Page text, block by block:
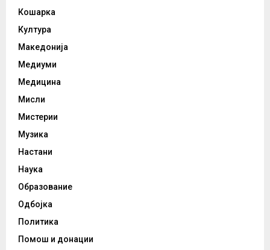
Кошарка
Култура
Македонија
Медиуми
Медицина
Мисли
Мистерии
Музика
Настани
Наука
Образование
Одбојка
Политика
Помош и донации